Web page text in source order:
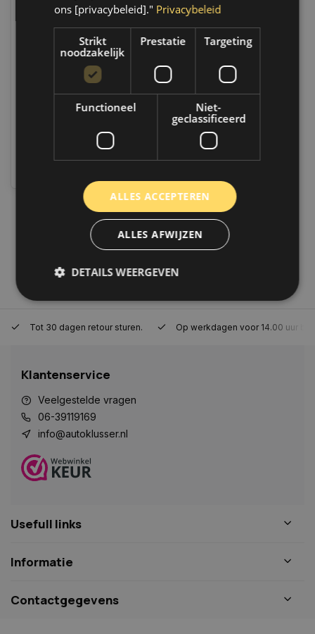
bruin | 200ml | 04237
Op werkdagen voor 14.00
uur besteld, dezelfde dag
verzonden. Boven de 50,-
Tot 30 dagen retour sturen. Op werkdagen voor 14.00 uur
Klantenservice
Veelgestelde vragen
06-39119169
info@autoklusser.nl
Usefull links
Informatie
Contactgegevens
ons [privacybeleid]." Privacybeleid
Strikt
noodzakelijk
Prestatie Targeting
Functioneel
Niet-
geclassificeerd
ALLES ACCEPTEREN
ALLES AFWIJZEN
DETAILS WEERGEVEN
Strikt noodzakelijk Prestatie
Targeting
Strikt noodzakelijke cookies maken de
gebruikersaanmelding en accountbeheer. De
website kan niet goed worden gebruikt zonder de
strikt noodzakelijke cookies.
Naam
COOKIELAW_STATS
53